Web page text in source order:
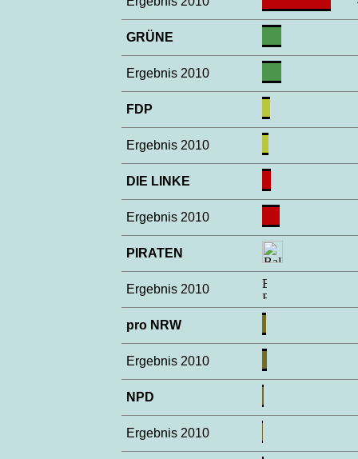
GRÜNE
Ergebnis 2010
FDP
Ergebnis 2010
DIE LINKE
Ergebnis 2010
PIRATEN
Ergebnis 2010
pro NRW
Ergebnis 2010
NPD
Ergebnis 2010